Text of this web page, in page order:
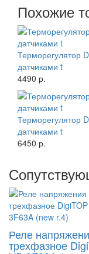
Похожие
Терморегулятор
датчиками t
4490 р.
Терморегулятор
датчиками t
6450 р.
Реле
трехфазное